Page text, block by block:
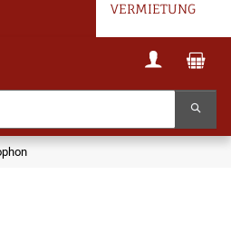
VERMIETUNG